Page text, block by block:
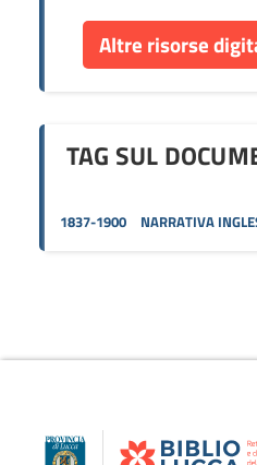
Altre risorse
TAG SUL
1837-1900 NARRATIVA